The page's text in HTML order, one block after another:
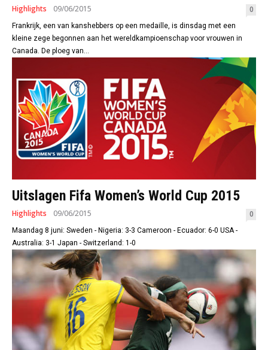
Highlights 09/06/2015 0
Frankrijk, een van kanshebbers op een medaille, is dinsdag met een
kleine zege begonnen aan het wereldkampioenschap voor vrouwen in
Canada. De ploeg van...
Uitslagen Fifa Women’s World Cup 2015
Highlights 09/06/2015 0
Maandag 8 juni: Sweden - Nigeria: 3-3 Cameroon - Ecuador: 6-0 USA -
Australia: 3-1 Japan - Switzerland: 1-0